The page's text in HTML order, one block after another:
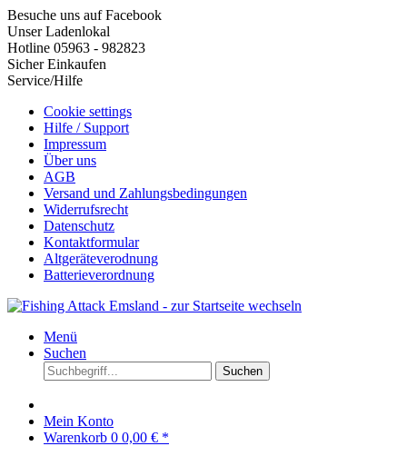
Besuche uns auf Facebook
Unser Ladenlokal
Hotline 05963 - 982823
Sicher Einkaufen
Service/Hilfe
Cookie settings
Hilfe / Support
Impressum
Über uns
AGB
Versand und Zahlungsbedingungen
Widerrufsrecht
Datenschutz
Kontaktformular
Altgeräteverodnung
Batterieverordnung
Menü
Suchen
Suchen
Mein Konto
Warenkorb 0 0,00 € *